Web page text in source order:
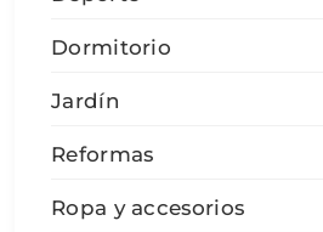
Dormitorio
Jardín
Reformas
Ropa y accesorios